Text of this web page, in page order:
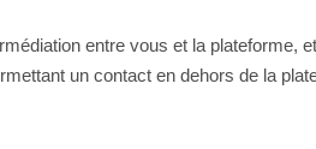
entre vous et la plateforme,
un contact en dehors de la